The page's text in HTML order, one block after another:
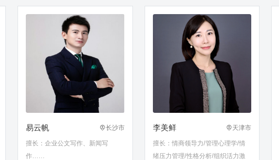
易云帆 长沙市
擅长：企业公文写作、新闻写
作……
李美鲜 天津市
擅长：情商领导力/管理心理学/情
绪压力管理/性格分析/组织活力激